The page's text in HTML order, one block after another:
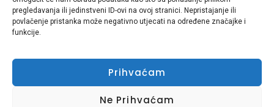
pregledavanja ili jedinstveni ID-ovi na ovoj stranici. Nepristajanje ili
povlačenje pristanka može negativno utjecati na određene značajke i
funkcije.
Prihvaćam
Ne Prihvaćam
iskustva u pružanju cjelovitih usluga selidbe, odvoza
Primorsko-goranske županije i Istre. Naša misija je